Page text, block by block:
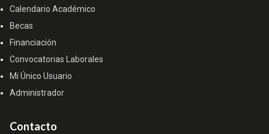
Calendario Académico
Becas
Financiación
Convocatorias Laborales
Mi Único Usuario
Administrador
Contacto